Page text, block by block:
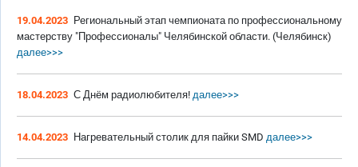
19.04.2023 Региональный этап чемпионата по профессиональному
мастерству "Профессионалы" Челябинской области. (Челябинск)
далее>>>
18.04.2023 С Днём радиолюбителя! далее>>>
14.04.2023 Нагревательный столик для пайки SMD далее>>>